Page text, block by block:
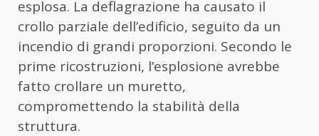
esplosa. La deflagrazione ha causato il
crollo parziale dell’edificio, seguito da un
incendio di grandi proporzioni. Secondo le
prime ricostruzioni, l’esplosione avrebbe
fatto crollare un muretto,
compromettendo la stabilità della
struttura.